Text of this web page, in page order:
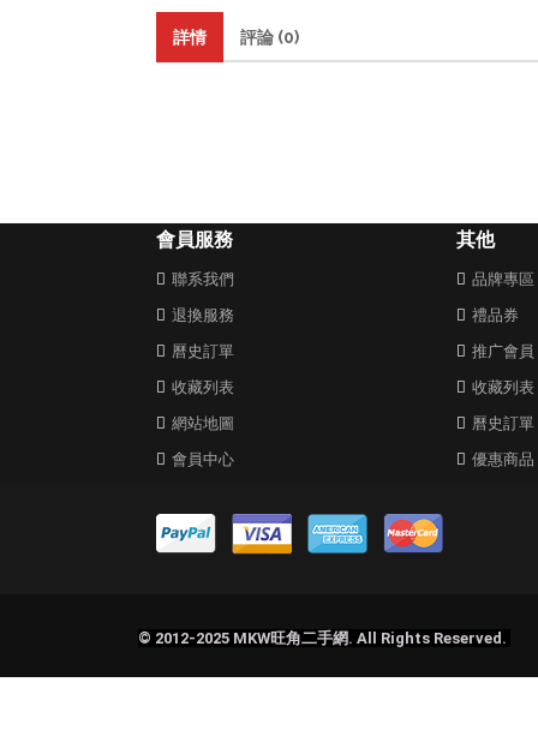
詳情 評論 (0)
會員服務
聯系我們
退換服務
曆史訂單
收藏列表
網站地圖
會員中心
其他
品牌專區
禮品券
推广會員
收藏列表
曆史訂單
優惠商品
© 2012-2025 MKW旺角二手網. All Rights Reserved.